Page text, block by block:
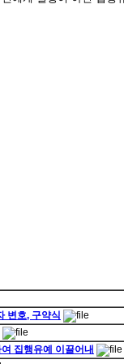
변호, 구약식
집행유예 이끌어내